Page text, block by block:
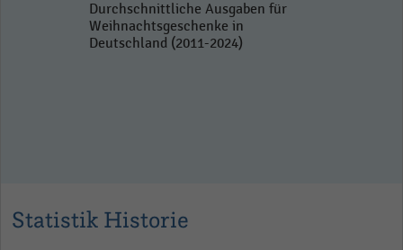
Durchschnittliche Ausgaben für
Weihnachtsgeschenke in
Deutschland (2011-2024)
Statistik Historie